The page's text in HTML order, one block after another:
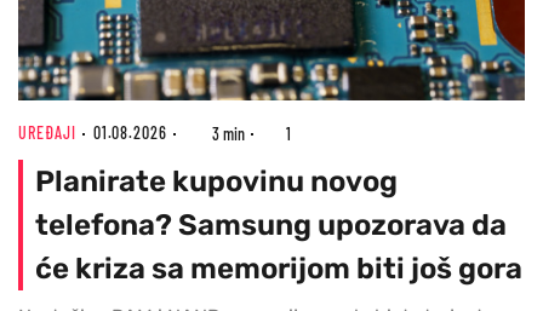
UREĐAJI 01.08.2026 3 min 1
Planirate kupovinu novog
telefona? Samsung upozorava da
će kriza sa memorijom biti još gora